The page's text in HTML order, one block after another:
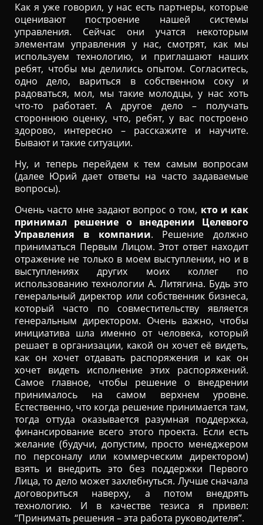
Как я уже говорил, у нас есть партнеры, которые
оценивают построение нашей системы
управления. Сейчас они учатся некоторым
элементам управления у нас, смотрят, как мы
используем технологию, и приглашают наших
ребят, чтобы мы делились опытом. Согласитесь,
одно дело, вариться в собственном соку и
радоваться, мол, мы такие молодцы, у нас хоть
что-то работает. А другое дело – получать
стороннюю оценку, что, ребят, у вас построено
здорово, интересно – расскажите и научите.
Бывают и такие ситуации.
Ну, и теперь перейдем к тем самым вопросам
(далее Юрий дает ответы на часто задаваемые
вопросы).
Очень часто мне задают вопрос о том, кто и как
принимал решение о внедрении Целевого
Управления в компании. Решение должно
приниматься Первым Лицом. Этот ответ находит
отражение не только в моем выступлении, но и в
выступлениях других моих коллег по
использованию технологии А. Литягина. Будь это
генеральный директор или собственник бизнеса,
который часто по совместительству является
генеральным директором. Очень важно, чтобы
инициатива шла именно от человека, который
решает в организации, какой он хочет её видеть,
как он хочет отдавать распоряжения и как он
хочет видеть исполнение этих распоряжений.
Самое главное, чтобы решение о внедрении
принималось на самом верхнем уровне.
Естественно, что когда решение принимается там,
тогда оттуда оказывается разумная поддержка,
финансирование всего этого проекта. Если есть
желание (будучи, допустим, просто менеджером
по персоналу или коммерческим директором)
взять и внедрить это без поддержки Первого
Лица, то дело может захлебнуться. Лучше сначала
договориться наверху, а потом внедрять
технологию. И в качестве тезиса я привел:
“Принимать решения – эта работа руководителя”.